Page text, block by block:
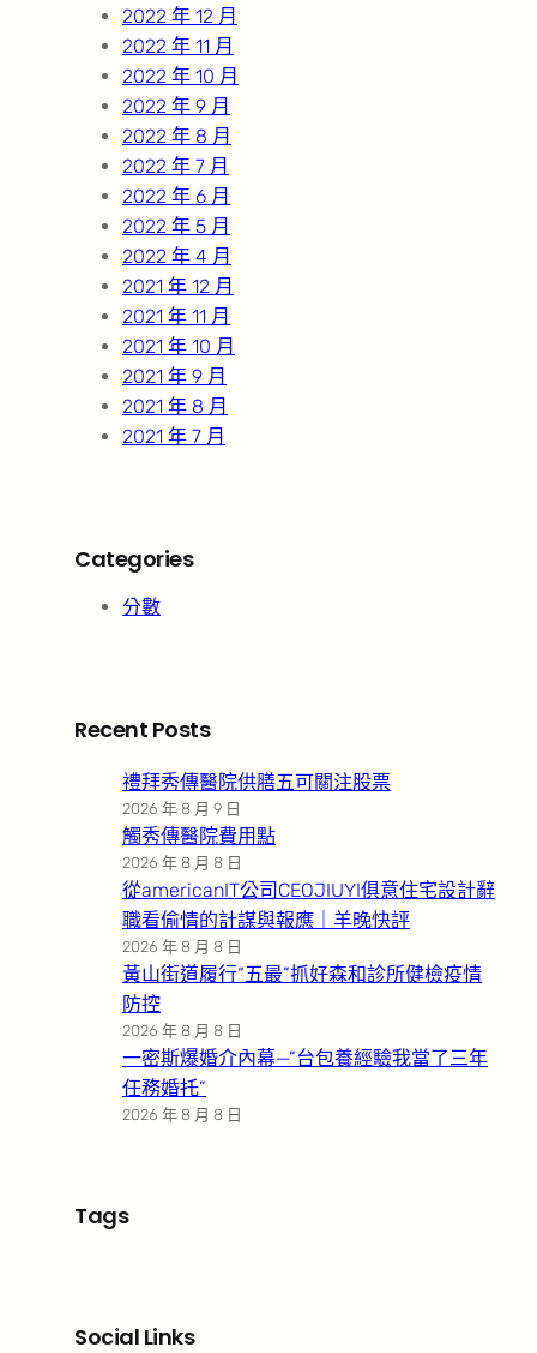
2022 年 12 月
2022 年 11 月
2022 年 10 月
2022 年 9 月
2022 年 8 月
2022 年 7 月
2022 年 6 月
2022 年 5 月
2022 年 4 月
2021 年 12 月
2021 年 11 月
2021 年 10 月
2021 年 9 月
2021 年 8 月
2021 年 7 月
Categories
分數
Recent Posts
禮拜秀傳醫院供膳五可關注股票
2026 年 8 月 9 日
觸秀傳醫院費用點
2026 年 8 月 8 日
從americanIT公司CEOJIUYI俱意住宅設計辭
職看偷情的計謀與報應｜羊晚快評
2026 年 8 月 8 日
黃山街道履行“五最”抓好森和診所健檢疫情
防控
2026 年 8 月 8 日
一密斯爆婚介內幕—”台包養經驗我當了三年
任務婚托”
2026 年 8 月 8 日
Tags
Social Links